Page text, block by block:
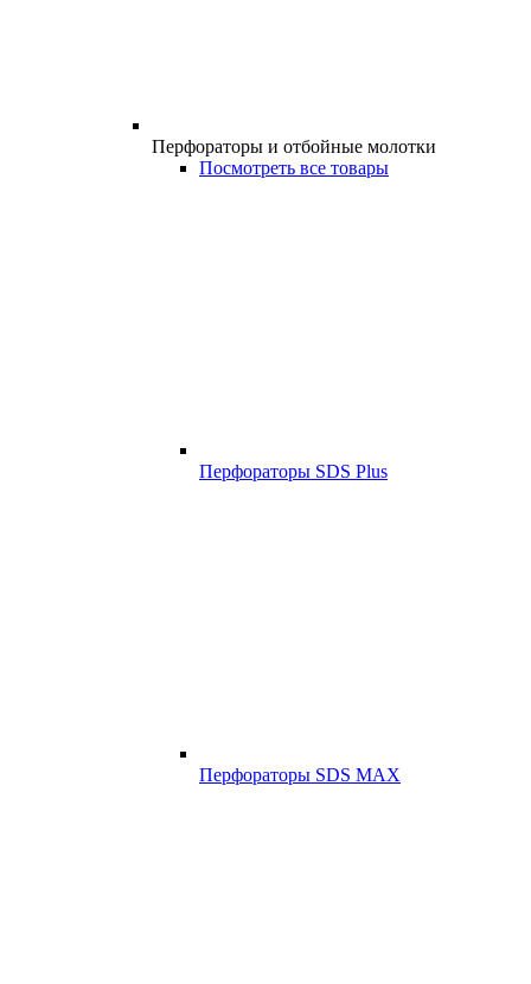
Перфораторы и отбойные молотки
Посмотреть все товары
Перфораторы SDS Plus
Перфораторы SDS MAX